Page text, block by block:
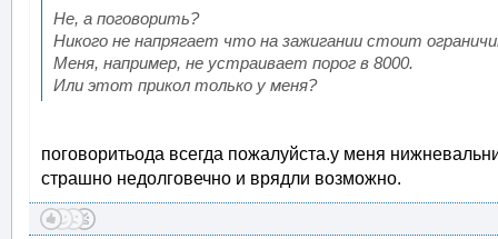
Не, а поговорить?
Никого не напрягает что на зажигании стоит
Меня, например, не устраивает порог в 8000.
Или этот прикол только у меня?
поговоритьода всегда пожалуйста.у меня
страшно недолговечно и врядли возможно.